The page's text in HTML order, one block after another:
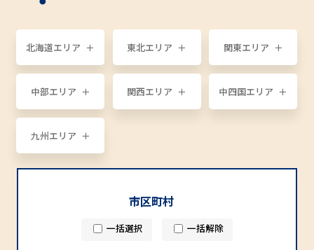
北海道エリア 東北エリア 関東エリア
中部エリア 関西エリア 中四国エリア
九州エリア
市区町村
一括選択 一括解除